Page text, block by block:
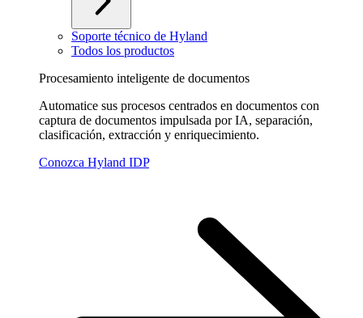
Soporte técnico de Hyland
Todos los productos
Procesamiento inteligente de documentos
Automatice sus procesos centrados en documentos con
captura de documentos impulsada por IA, separación,
clasificación, extracción y enriquecimiento.
Conozca Hyland IDP